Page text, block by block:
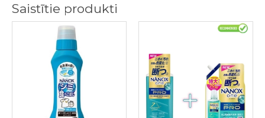
Saistītie produkti